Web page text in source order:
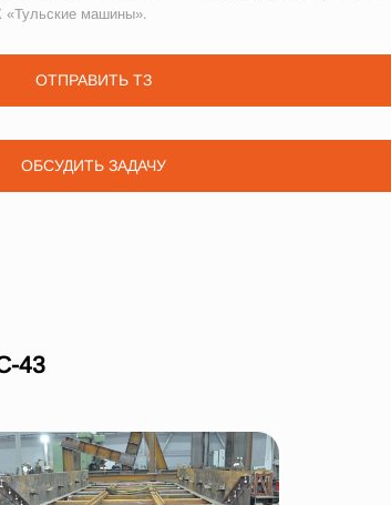
«Тульские машины».
ОТПРАВИТЬ ТЗ
ОБСУДИТЬ ЗАДАЧУ
43